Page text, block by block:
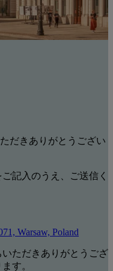
ただきありがとうござい
記入のうえ、ご送信く
Warsaw, Poland
ただきありがとうござ
す。